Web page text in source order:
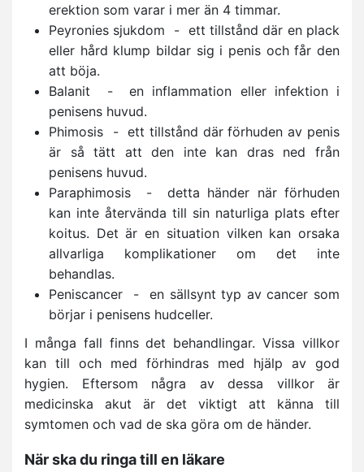
erektion som varar i mer än 4 timmar.
Peyronies sjukdom - ett tillstånd där en plack
eller hård klump bildar sig i penis och får den
att böja.
Balanit - en inflammation eller infektion i
penisens huvud.
Phimosis - ett tillstånd där förhuden av penis
är så tätt att den inte kan dras ned från
penisens huvud.
Paraphimosis - detta händer när förhuden
kan inte återvända till sin naturliga plats efter
koitus. Det är en situation vilken kan orsaka
allvarliga komplikationer om det inte
behandlas.
Peniscancer - en sällsynt typ av cancer som
börjar i penisens hudceller.
I många fall finns det behandlingar. Vissa villkor
kan till och med förhindras med hjälp av god
hygien. Eftersom några av dessa villkor är
medicinska akut är det viktigt att känna till
symtomen och vad de ska göra om de händer.
När ska du ringa till en läkare